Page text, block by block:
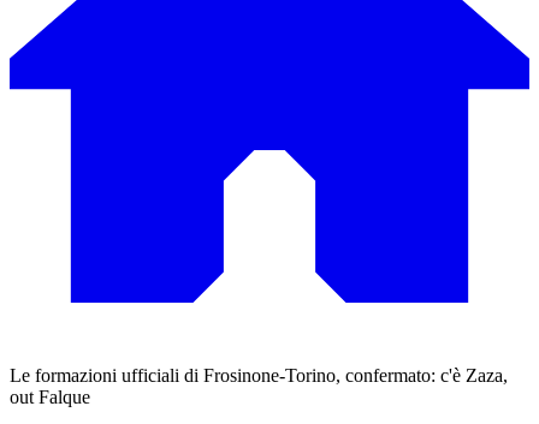
Le formazioni ufficiali di Frosinone-Torino, confermato: c'è Zaza,
out Falque